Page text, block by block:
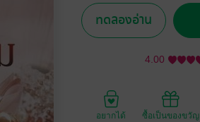
ทดลองอ่าน
4.00
อยากได้ ซื้อเป็นของขวัญ